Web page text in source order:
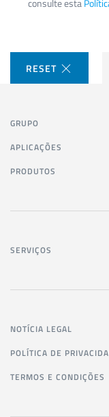
consulte esta
RESET
GRUPO
APLICAÇÕES
PRODUTOS
SERVIÇOS
NOTÍCIA LEGAL
POLÍTICA DE
TERMOS E CONDIÇÕES